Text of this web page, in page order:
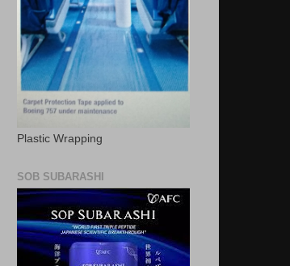
Plastic Wrapping
SOB SUBARASHI